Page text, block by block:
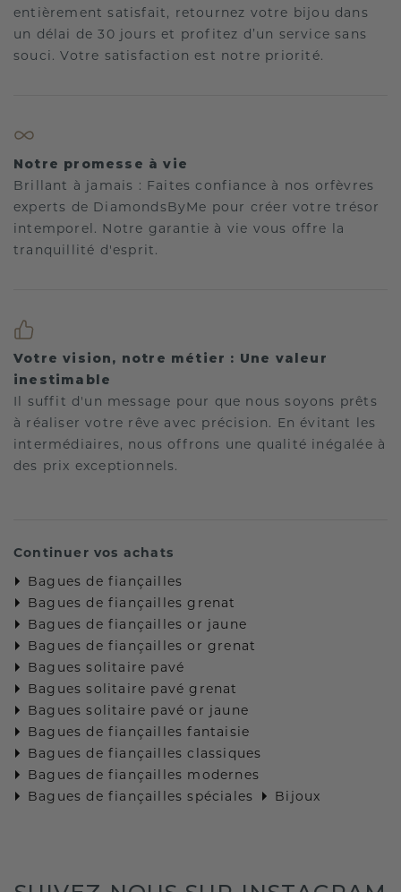
entièrement satisfait, retournez votre bijou dans
un délai de 30 jours et profitez d’un service sans
souci. Votre satisfaction est notre priorité.
Notre promesse à vie
Brillant à jamais : Faites confiance à nos orfèvres
experts de DiamondsByMe pour créer votre trésor
intemporel. Notre garantie à vie vous offre la
tranquillité d'esprit.
Votre vision, notre métier : Une valeur
inestimable
Il suffit d'un message pour que nous soyons prêts
à réaliser votre rêve avec précision. En évitant les
intermédiaires, nous offrons une qualité inégalée à
des prix exceptionnels.
Continuer vos achats
Bagues de fiançailles
Bagues de fiançailles grenat
Bagues de fiançailles or jaune
Bagues de fiançailles or grenat
Bagues solitaire pavé
Bagues solitaire pavé grenat
Bagues solitaire pavé or jaune
Bagues de fiançailles fantaisie
Bagues de fiançailles classiques
Bagues de fiançailles modernes
Bagues de fiançailles spéciales
Bijoux